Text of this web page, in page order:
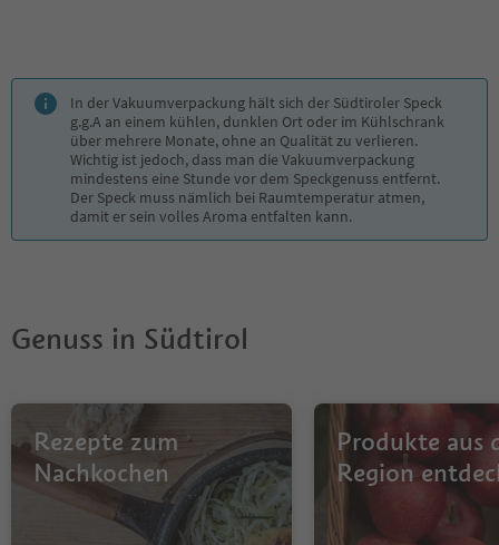
In der Vakuumverpackung hält sich der Südtiroler Speck
g.g.A an einem kühlen, dunklen Ort oder im Kühlschrank
über mehrere Monate, ohne an Qualität zu verlieren.
Wichtig ist jedoch, dass man die Vakuumverpackung
mindestens eine Stunde vor dem Speckgenuss entfernt.
Der Speck muss nämlich bei Raumtemperatur atmen,
damit er sein volles Aroma entfalten kann.
Genuss in Südtirol
Rezepte zum
Nachkochen
Produkte aus
Region